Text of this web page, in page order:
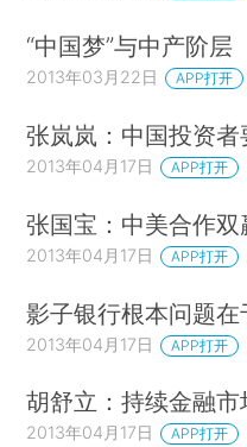
“中国梦”与中产阶层
2013年03月22日 APP打开
张岚岚：中国投资
2013年04月17日 APP打开
张国宝：中美合作双
2013年04月17日 APP打开
影子银行根本问题
2013年04月17日 APP打开
胡舒立：持续金融市
2013年04月17日 APP打开